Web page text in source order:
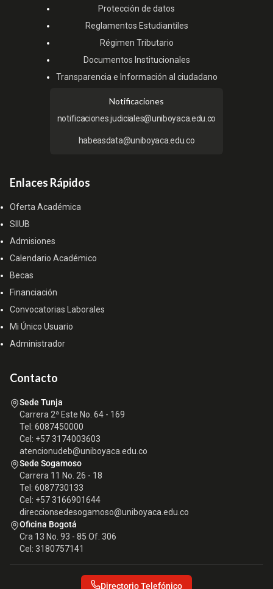
Protección de datos
Reglamentos Estudiantiles
Régimen Tributario
Documentos Institucionales
Transparencia e Información al ciudadano
Notificaciones
notificaciones.judiciales@uniboyaca.edu.co
habeasdata@uniboyaca.edu.co
Enlaces Rápidos
Oferta Académica
SIIUB
Admisiones
Calendario Académico
Becas
Financiación
Convocatorias Laborales
Mi Único Usuario
Administrador
Contacto
Sede Tunja
Carrera 2ª Este No. 64 - 169
Tel: 6087450000
Cel: +57 3174003603
atencionudeb@uniboyaca.edu.co
Sede Sogamoso
Carrera 11 No. 26 - 18
Tel: 6087730133
Cel: +57 3166901644
direccionsedesogamoso@uniboyaca.edu.co
Oficina Bogotá
Cra 13 No. 93 - 85 Of. 306
Cel: 3180757141
Directorio Telefónico